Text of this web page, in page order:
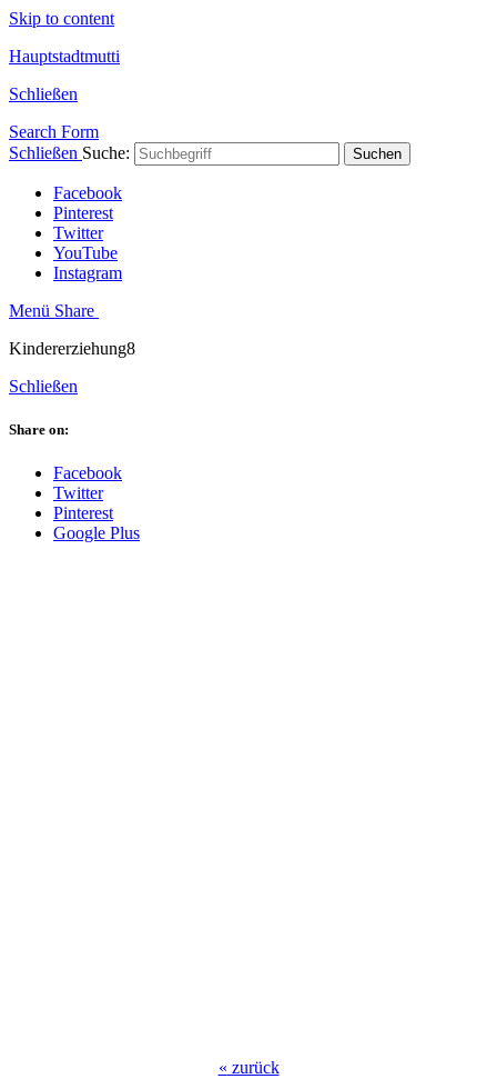
Skip to content
Hauptstadtmutti
Schließen
Search Form
Schließen Suche: Suchen
Facebook
Pinterest
Twitter
YouTube
Instagram
Menü Share
Kindererziehung8
Schließen
Share on:
Facebook
Twitter
Pinterest
Google Plus
« zurück